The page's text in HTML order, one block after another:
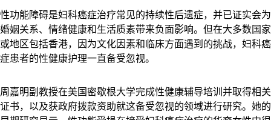
性功能障碍是妇科癌症治疗常见的持续性后遗症，并已证实会为
婚姻关系、情绪健康和生活质素带来负面影响。但在大多数国家
或地区包括香港，因为文化因素和临床方面遇到的挑战，妇科癌
症患者的性健康护理一直备受忽视。
周嘉明副教授在美国密歇根大学完成性健康辅导培训并取得相关
证书，以及获政府拨款资助就这备受忽视的领域进行研究。她的